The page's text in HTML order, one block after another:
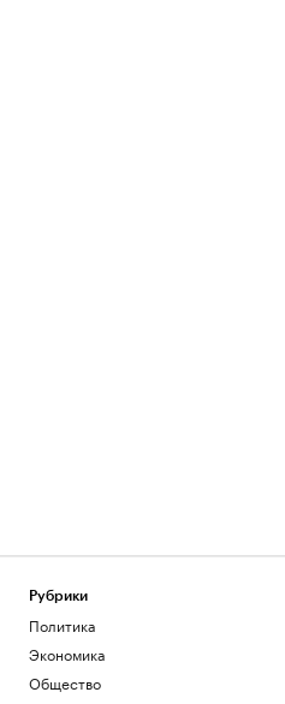
Рубрики
Политика
Экономика
Общество